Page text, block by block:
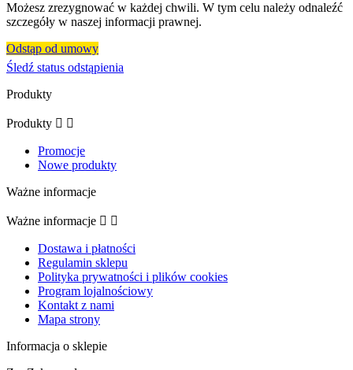
Możesz zrezygnować w każdej chwili. W tym celu należy odnaleźć
szczegóły w naszej informacji prawnej.
Odstąp od umowy
Śledź status odstąpienia
Produkty
Produkty  
Promocje
Nowe produkty
Ważne informacje
Ważne informacje  
Dostawa i płatności
Regulamin sklepu
Polityka prywatności i plików cookies
Program lojalnościowy
Kontakt z nami
Mapa strony
Informacja o sklepie